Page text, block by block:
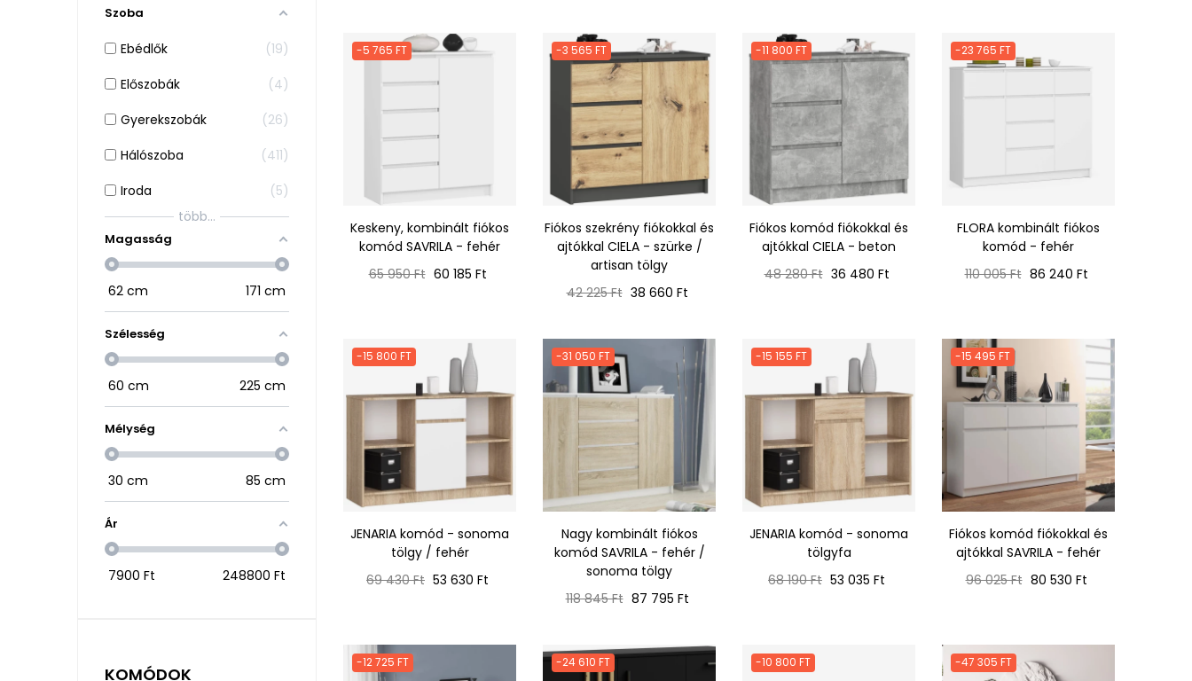
Szoba
Ebédlők
19
Előszobák
4
Gyerekszobák
26
Hálószoba
411
Iroda
5
több...
Magasság
62 cm 171 cm
Szélesség
60 cm 225 cm
Mélység
30 cm 85 cm
Ár
7900 Ft 248800 Ft
KOMÓDOK
-5 765 FT
Keskeny, kombinált fiókos
komód SAVRILA - fehér
Normál
65 950 Ft Ár
60 185 Ft
-3 565 FT
Fiókos szekrény fiókokkal és
ajtókkal CIELA - szürke /
artisan tölgy
Normál
42 225 Ft Ár
38 660 Ft
-11 800 FT
Fiókos komód fiókokkal és
ajtókkal CIELA - beton
Normál
48 280 Ft Ár
36 480 Ft
-23 765 FT
FLORA kombinált fiókos
komód - fehér
Normál
110 005 Ft Ár
86 240 Ft
-15 800 FT
JENARIA komód - sonoma
tölgy / fehér
Normál
69 430 Ft Ár
53 630 Ft
-31 050 FT
Nagy kombinált fiókos
komód SAVRILA - fehér /
sonoma tölgy
Normál
118 845 Ft Ár
87 795 Ft
-15 155 FT
JENARIA komód - sonoma
tölgyfa
Normál
68 190 Ft Ár
53 035 Ft
-15 495 FT
Fiókos komód fiókokkal és
ajtókkal SAVRILA - fehér
Normál
96 025 Ft Ár
80 530 Ft
-12 725 FT -24 610 FT -10 800 FT -47 305 FT